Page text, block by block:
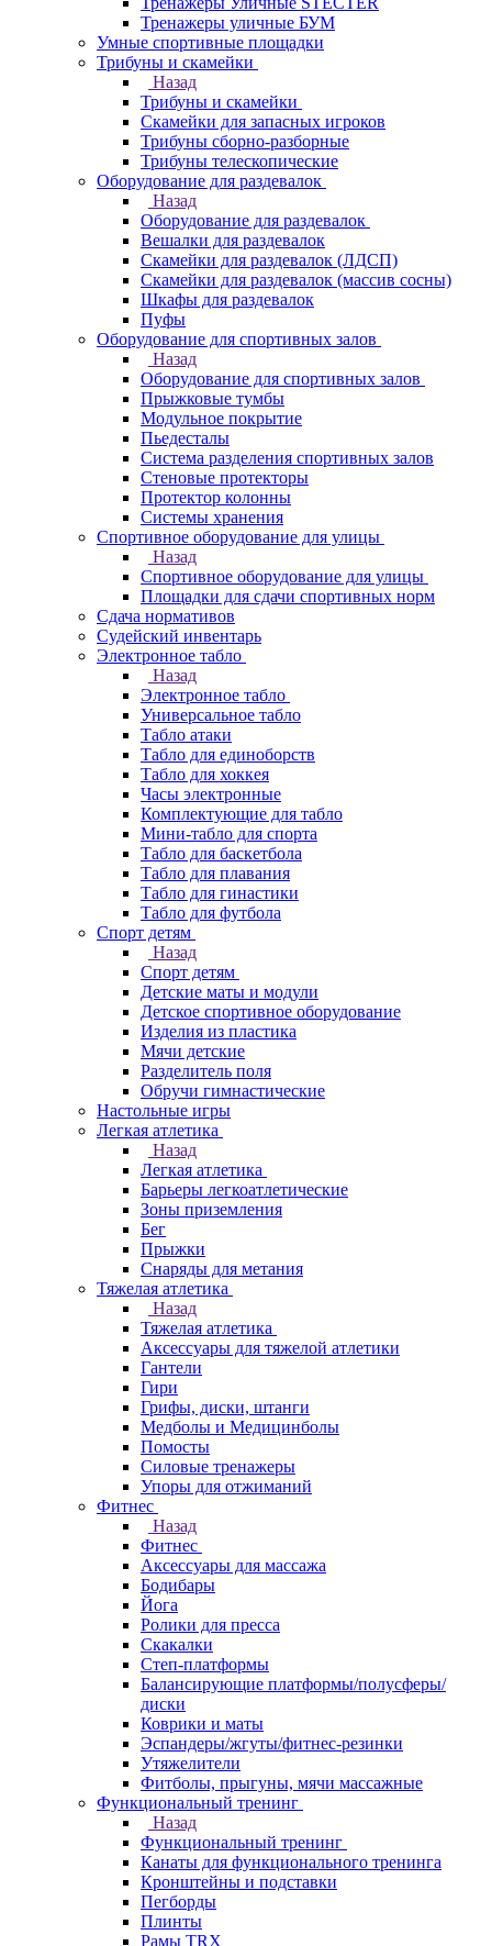
Тренажеры уличные БУМ
Умные спортивные площадки
Трибуны и скамейки
Назад
Трибуны и скамейки
Скамейки для запасных игроков
Трибуны сборно-разборные
Трибуны телескопические
Оборудование для раздевалок
Назад
Оборудование для раздевалок
Вешалки для раздевалок
Скамейки для раздевалок (ЛДСП)
Скамейки для раздевалок (массив сосны)
Шкафы для раздевалок
Пуфы
Оборудование для спортивных залов
Назад
Оборудование для спортивных залов
Прыжковые тумбы
Модульное покрытие
Пьедесталы
Система разделения спортивных залов
Стеновые протекторы
Протектор колонны
Системы хранения
Спортивное оборудование для улицы
Назад
Спортивное оборудование для улицы
Площадки для сдачи спортивных норм
Сдача нормативов
Судейский инвентарь
Электронное табло
Назад
Электронное табло
Универсальное табло
Табло атаки
Табло для единоборств
Табло для хоккея
Часы электронные
Комплектующие для табло
Мини-табло для спорта
Табло для баскетбола
Табло для плавания
Табло для гинастики
Табло для футбола
Спорт детям
Назад
Спорт детям
Детские маты и модули
Детское спортивное оборудование
Изделия из пластика
Мячи детские
Разделитель поля
Обручи гимнастические
Настольные игры
Легкая атлетика
Назад
Легкая атлетика
Барьеры легкоатлетические
Зоны приземления
Бег
Прыжки
Снаряды для метания
Тяжелая атлетика
Назад
Тяжелая атлетика
Аксессуары для тяжелой атлетики
Гантели
Гири
Грифы, диски, штанги
Медболы и Медицинболы
Помосты
Силовые тренажеры
Упоры для отжиманий
Фитнес
Назад
Фитнес
Аксессуары для массажа
Бодибары
Йога
Ролики для пресса
Скакалки
Степ-платформы
Балансирующие платформы/полусферы/
диски
Коврики и маты
Эспандеры/жгуты/фитнес-резинки
Утяжелители
Фитболы, прыгуны, мячи массажные
Функциональный тренинг
Назад
Функциональный тренинг
Канаты для функционального тренинга
Кронштейны и подставки
Пегборды
Плинты
Рамы TRX